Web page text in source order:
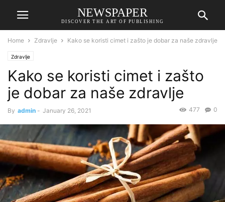
NEWSPAPER
DISCOVER THE ART OF PUBLISHING
Home Zdravlje Kako se koristi cimet i zašto je dobar za naše zdravlje
Zdravlje
Kako se koristi cimet i zašto
je dobar za naše zdravlje
By admin - January 26, 2021 0
477